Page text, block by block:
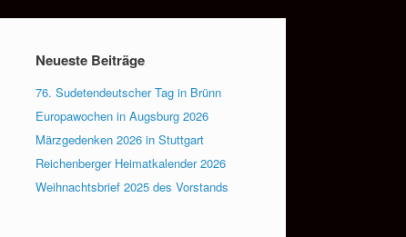
Neueste Beiträge
76. Sudetendeutscher Tag in Brünn
Europawochen in Augsburg 2026
Märzgedenken 2026 in Stuttgart
Reichenberger Heimatkalender 2026
Weihnachtsbrief 2025 des Vorstands